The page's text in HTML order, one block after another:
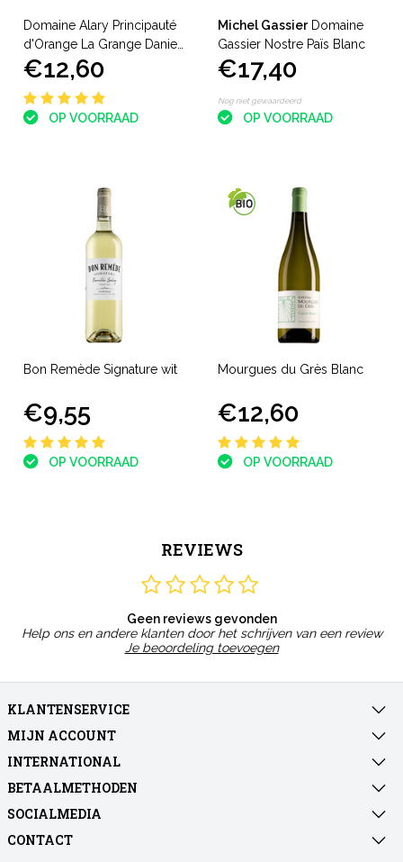
Domaine Alary Principauté
d'Orange La Grange Daniel
Blanc
€12,60
OP VOORRAAD
Michel Gassier Domaine
Gassier Nostre Païs Blanc
€17,40
Nog niet gewaardeerd
OP VOORRAAD
Bon Remède Signature wit
€9,55
OP VOORRAAD
Mourgues du Grès Blanc
€12,60
OP VOORRAAD
REVIEWS
Geen reviews gevonden
Help ons en andere klanten door het schrijven van een review
Je beoordeling toevoegen
KLANTENSERVICE
MIJN ACCOUNT
INTERNATIONAL
BETAALMETHODEN
SOCIALMEDIA
CONTACT